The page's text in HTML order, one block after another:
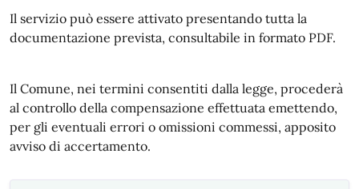
Il servizio può essere attivato presentando tutta la
documentazione prevista, consultabile in formato PDF.
Il Comune, nei termini consentiti dalla legge, procederà
al controllo della compensazione effettuata emettendo,
per gli eventuali errori o omissioni commessi, apposito
avviso di accertamento.